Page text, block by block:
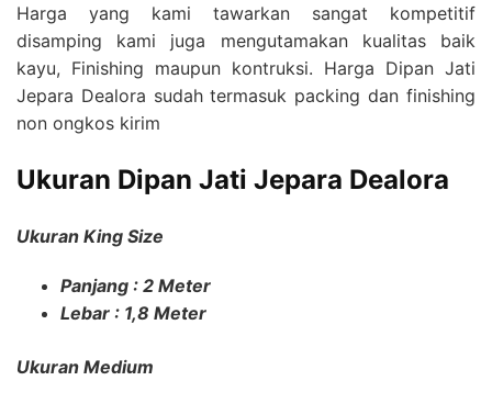
Harga yang kami tawarkan sangat kompetitif
disamping kami juga mengutamakan kualitas baik
kayu, Finishing maupun kontruksi. Harga Dipan Jati
Jepara Dealora sudah termasuk packing dan finishing
non ongkos kirim
Ukuran Dipan Jati Jepara Dealora
Ukuran King Size
Panjang : 2 Meter
Lebar : 1,8 Meter
Ukuran Medium